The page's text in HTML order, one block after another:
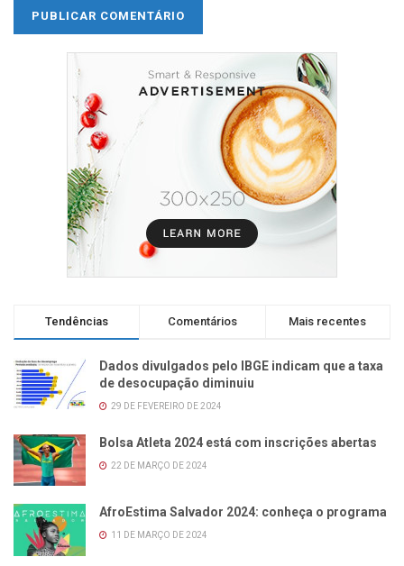
Tendências Comentários Mais recentes
Dados divulgados pelo IBGE indicam que a taxa
de desocupação diminuiu
29 DE FEVEREIRO DE 2024
Bolsa Atleta 2024 está com inscrições abertas
22 DE MARÇO DE 2024
AfroEstima Salvador 2024: conheça o programa
11 DE MARÇO DE 2024